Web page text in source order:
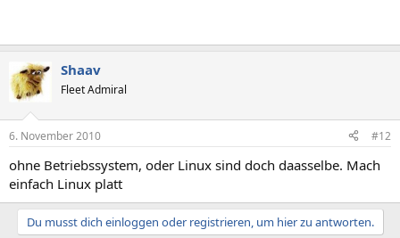
Shaav
Fleet Admiral
6. November 2010 #12
ohne Betriebssystem, oder Linux sind doch daasselbe. Mach
einfach Linux platt
Du musst dich einloggen oder registrieren, um hier zu antworten.